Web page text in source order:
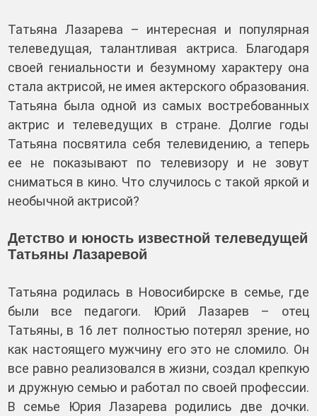
Татьяна Лазарева – интересная и популярная
телеведущая, талантливая актриса. Благодаря
своей гениальности и безумному характеру она
стала актрисой, не имея актерского образования.
Татьяна была одной из самых востребованных
актрис и телеведущих в стране. Долгие годы
Татьяна посвятила себя телевидению, а теперь
ее не показывают по телевизору и не зовут
сниматься в кино. Что случилось с такой яркой и
необычной актрисой?
Детство и юность известной телеведущей
Татьяны Лазаревой
Татьяна родилась в Новосибирске в семье, где
были все педагоги. Юрий Лазарев – отец
Татьяны, в 16 лет полностью потерял зрение, но
как настоящего мужчину его это не сломило. Он
все равно реализовался в жизни, создал крепкую
и дружную семью и работал по своей профессии.
В семье Юрия Лазарева родились две дочки.